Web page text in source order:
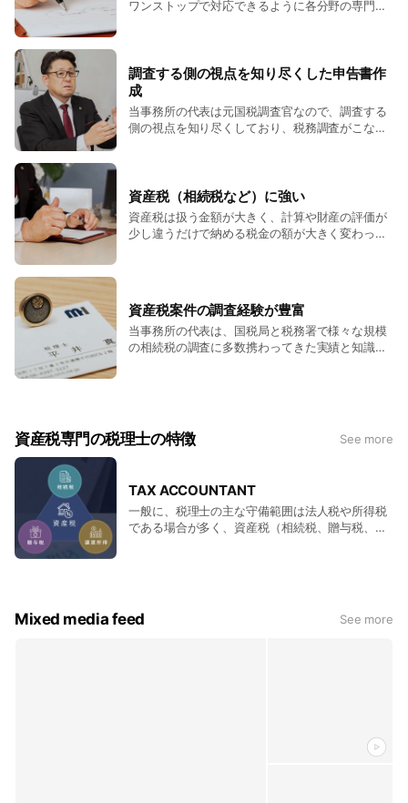
ワンストップで対応できるように各分野の専門家
調査する側の視点を知り尽くした申告書作
成
当事務所の代表は元国税調査官なので、調査する
側の視点を知り尽くしており、税務調査がこない
資産税（相続税など）に強い
資産税は扱う金額が大きく、計算や財産の評価が
少し違うだけで納める税金の額が大きく変わって
資産税案件の調査経験が豊富
当事務所の代表は、国税局と税務署で様々な規模
の相続税の調査に多数携わってきた実績と知識が
資産税専門の税理士の特徴 See more
TAX ACCOUNTANT
一般に、税理士の主な守備範囲は法人税や所得税
である場合が多く、資産税（相続税、贈与税、譲
依頼をいただくことで、適切かつ損をしない節税
Mixed media feed See more